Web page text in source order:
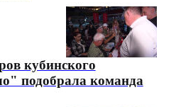
кубинского
подобрала команда